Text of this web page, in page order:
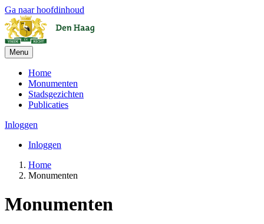
Ga naar hoofdinhoud
Menu
Home
Monumenten
Stadsgezichten
Publicaties
Inloggen
Inloggen
Home
Monumenten
Monumenten